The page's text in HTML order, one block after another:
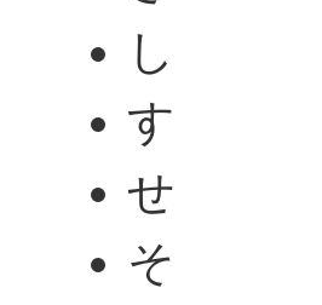
し
す
せ
そ